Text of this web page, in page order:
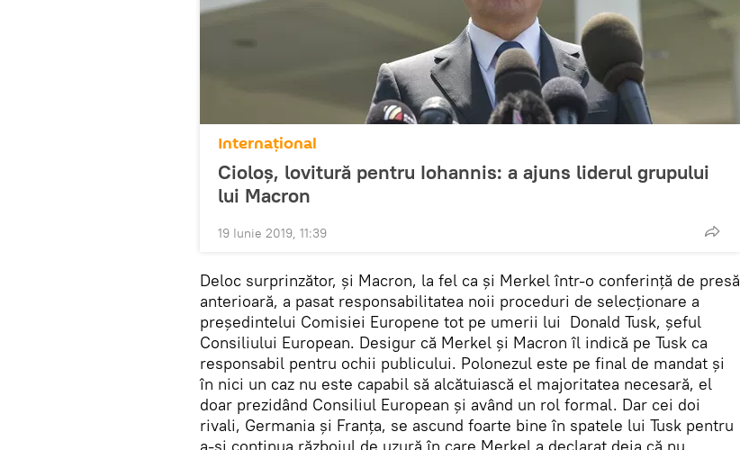
Internaţional
Cioloș, lovitură pentru Iohannis: a ajuns liderul grupului
lui Macron
19 Iunie 2019, 11:39
Deloc surprinzător, și Macron, la fel ca și Merkel într-o conferință de presă
anterioară, a pasat responsabilitatea noii proceduri de selecționare a
președintelui Comisiei Europene tot pe umerii lui Donald Tusk, șeful
Consiliului European. Desigur că Merkel și Macron îl indică pe Tusk ca
responsabil pentru ochii publicului. Polonezul este pe final de mandat și
în nici un caz nu este capabil să alcătuiască el majoritatea necesară, el
doar prezidând Consiliul European și având un rol formal. Dar cei doi
rivali, Germania și Franța, se ascund foarte bine în spatele lui Tusk pentru